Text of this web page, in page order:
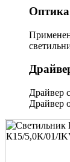
Оптика
Драйвер
Драйвер